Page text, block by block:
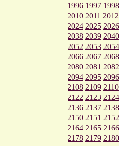
1996 1997 1998
2010 2011 2012
2024 2025 2026
2038 2039 2040
2052 2053 2054
2066 2067 2068
2080 2081 2082
2094 2095 2096
2108 2109 2110
2122 2123 2124
2136 2137 2138
2150 2151 2152
2164 2165 2166
2178 2179 2180